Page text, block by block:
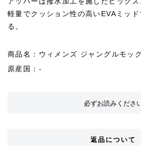
軽量でクッション性の高いEVAミッ
る。
商品名：ウィメンズ ジャングルモック
原産国：-
必ずお読みくださ
返品について